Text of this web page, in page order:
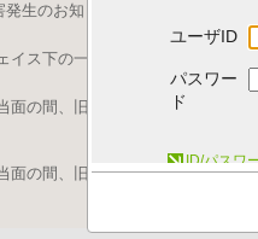
発生のお知らせ｜復旧済み】Web
イス下の一部機能の停止につい
面の間、旧画面をご利用いただ
面の間、旧画面をご利用いただ
ユーザID
パスワー
ド
ID/パスワ